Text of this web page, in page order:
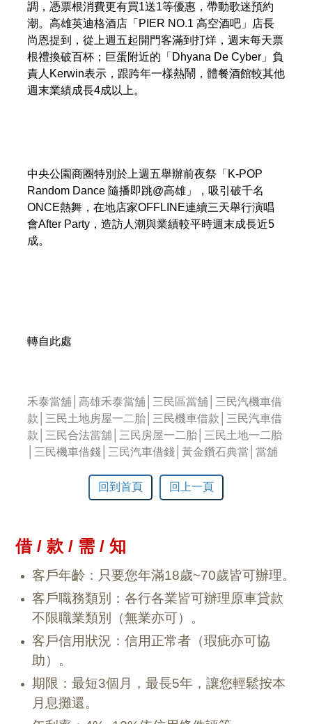
調，憑票根消費更有買1送1等優惠，帶動歌迷預約
潮。高雄英迪格酒店「PIER NO.1 高空酒吧」店長
尚恩提到，從上週五起開門客滿到打烊，週末每天票
根禮換破百杯；巨蛋附近的「Dhyana De Cyber」負
責人Kerwin表示，跟跨年一樣熱鬧，體餐酒館較其他
週末業績成長4成以上。
中央公園商圈特別於上週五舉辦前夜祭「K-POP
Random Dance 隨播即跳@高雄」，吸引破千名
ONCE熱舞，在地店家OFFLINE連續三天舉行演唱
會After Party，造訪人潮與業績較平時週末成長近5
成。
轉自此處
禾泰當舖│高雄禾泰當舖│三民區當舖│三民汽機車借
款│三民土地房屋一二胎│三民機車借款│三民汽車借
款│三民合法當舖│三民房屋一二胎│三民土地一二胎
│三民機車借錢│三民汽車借錢│黃金鑽石典當│當舖
回到首頁 回上一頁
借 / 款 / 需 / 知
客戶年齡：只要您年滿18歲~70歲皆可辦理。
客戶職務類別：各行各業皆可辦理原車貸款
不限職業類別（無業亦可）。
客戶信用狀況：信用正常者（瑕疵亦可協
助）。
期限：最短3個月，最長5年，讓您輕鬆按本
月息攤還。